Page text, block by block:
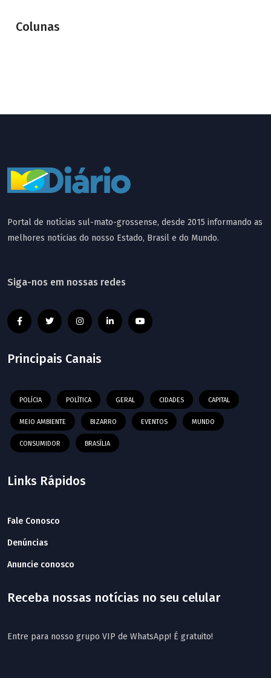
Colunas
Portal de notícias sul-mato-grossense, desde 2015 informando as
melhores notícias do nosso Estado, Brasil e do Mundo.
Siga-nos em nossas redes
Principais Canais
POLÍCIA POLÍTICA GERAL CIDADES CAPITAL
MEIO AMBIENTE BIZARRO EVENTOS MUNDO
CONSUMIDOR BRASÍLIA
Links Rápidos
Fale Conosco
Denúncias
Anuncie conosco
Receba nossas notícias no seu celular
Entre para nosso grupo VIP de WhatsApp! É gratuito!